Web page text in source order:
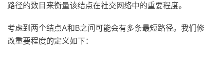
路径的数目来衡量该结点在社交网络中的重要程度。
考虑到两个结点A和B之间可能会有多条最短路径。我们修
改重要程度的定义如下：